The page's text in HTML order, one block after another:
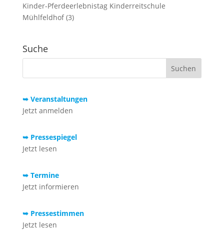
Kinder-Pferdeerlebnistag Kinderreitschule
Mühlfeldhof (3)
Suche
➥ Veranstaltungen
Jetzt anmelden
➥ Pressespiegel
Jetzt lesen
➥ Termine
Jetzt informieren
➥ Pressestimmen
Jetzt lesen